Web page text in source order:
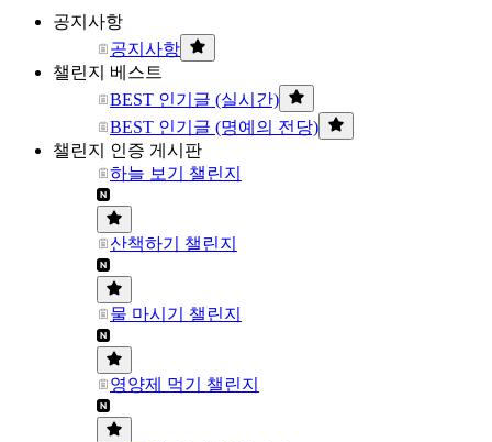
공지사항
공지사항
챌린지 베스트
BEST 인기글 (실시간)
BEST 인기글 (명예의 전당)
챌린지 인증 게시판
하늘 보기 챌린지
산책하기 챌린지
물 마시기 챌린지
영양제 먹기 챌린지